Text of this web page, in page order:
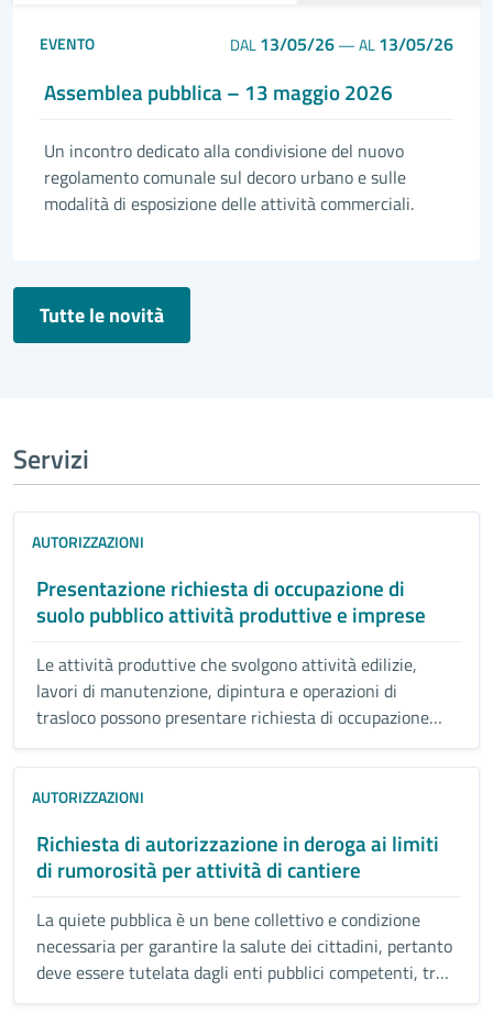
EVENTO DAL13/05/26—AL13/05/26
Assemblea pubblica – 13 maggio 2026
Un incontro dedicato alla condivisione del nuovo
regolamento comunale sul decoro urbano e sulle
modalità di esposizione delle attività commerciali.
Tutte le novità
Servizi
AUTORIZZAZIONI
Presentazione richiesta di occupazione di
suolo pubblico attività produttive e imprese
Le attività produttive che svolgono attività edilizie,
lavori di manutenzione, dipintura e operazioni di
trasloco possono presentare richiesta di occupazione
temporanea di suolo pubblico.
AUTORIZZAZIONI
Richiesta di autorizzazione in deroga ai limiti
di rumorosità per attività di cantiere
La quiete pubblica è un bene collettivo e condizione
necessaria per garantire la salute dei cittadini, pertanto
deve essere tutelata dagli enti pubblici competenti, tra
cui i Comuni.